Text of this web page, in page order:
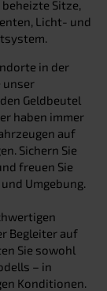
Sitze,
Licht- und
in der
unser
Geldbeutel
haben immer
auf
Sichern Sie
freuen Sie
Umgebung.
Begleiter auf
Sie sowohl
– in
Konditionen.